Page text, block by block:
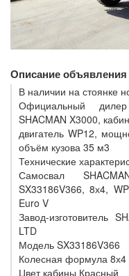
Описание объявления
В наличии на стоянке
Официальный
SHACMAN X3000,
двигатель WP12,
объём кузова 35 м3
Технические
Самосвал
SX33186V366, 8х4,
Euro V
Завод-изготовитель
LTD
Модель SX33186V366
Колесная формула 8х4
Цвет кабины Красный